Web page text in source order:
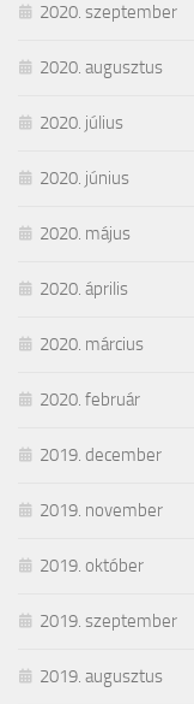
2020. szeptember
2020. augusztus
2020. július
2020. június
2020. május
2020. április
2020. március
2020. február
2019. december
2019. november
2019. október
2019. szeptember
2019. augusztus